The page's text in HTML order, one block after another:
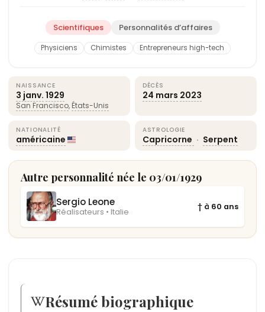
Scientifiques Personnalités d’affaires
Physiciens Chimistes Entrepreneurs high-tech
NAISSANCE
3 janv. 1929
San Francisco, États-Unis
DÉCÈS
24 mars 2023
NATIONALITÉ
américaine
ASTROLOGIE
Capricorne · Serpent
Autre personnalité née le 03/01/1929
Sergio Leone
Réalisateurs • Italie
† à 60 ans
Résumé biographique